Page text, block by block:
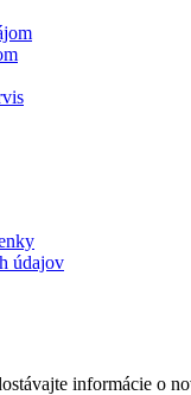
údajov
informácie o